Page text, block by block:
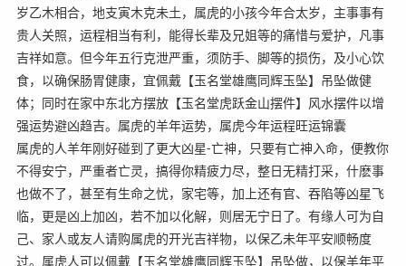
岁乙木相合，地支寅木克未土，属虎的小孩今年合太岁，主事事有
贵人关照，运程相当有利，能得长辈及兄姐等的痛惜与爱护，凡事
吉祥如意。但今年五行克泄严重，须防手、脚等的损伤，及小心饮
食，以确保肠胃健康，宜佩戴【玉名堂雄鹰同辉玉坠】吊坠做健
体；同时在家中东北方摆放【玉名堂虎跃金山摆件】风水摆件以增
强运势避凶趋吉。属虎的羊年运势，属虎今年运程旺运锦囊
属虎的人羊年刚好碰到了更大凶星-亡神，只要有亡神入命，便教你
不得安宁，严重者亡灵，搞得你精疲力尽，整日无精打采，什麽事
也做不了，甚至有生命之忧，家宅等，加上还有官、吞陷等凶星飞
临，更是凶上加凶，若不加以化解，则居无宁日了。有缘人可为自
己、家人或友人请购属虎的开光吉祥物，以保乙未年平安顺畅度
过。属虎人可以佩戴【玉名堂雄鹰同辉玉坠】吊坠做，以保羊年平